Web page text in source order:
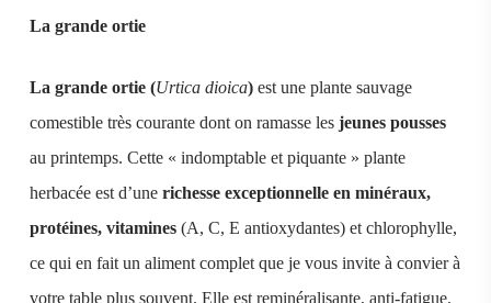
La grande ortie
La grande ortie (Urtica dioica)est une plante sauvage
comestible très courante dont on ramasse les jeunes pousses
au printemps. Cette « indomptable et piquante » plante
herbacée est d’une richesse exceptionnelle en minéraux,
protéines, vitamines(A, C, E antioxydantes) et chlorophylle,
ce qui en fait un aliment complet que je vous invite à convier à
votre table plus souvent. Elle est reminéralisante, anti-fatigue,